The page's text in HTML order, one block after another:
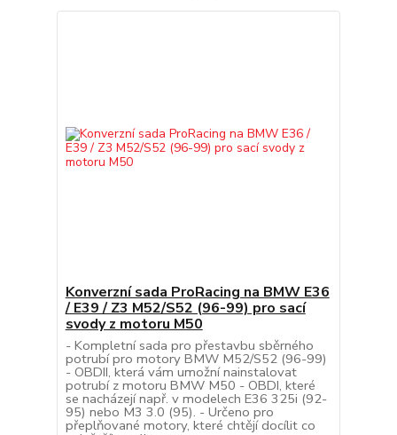
Konverzní sada ProRacing na BMW E36
/ E39 / Z3 M52/S52 (96-99) pro sací
svody z motoru M50
- Kompletní sada pro přestavbu sběrného
potrubí pro motory BMW M52/S52 (96-99)
- OBDII, která vám umožní nainstalovat
potrubí z motoru BMW M50 - OBDI, které
se nacházejí např. v modelech E36 325i (92-
95) nebo M3 3.0 (95). - Určeno pro
přeplňované motory, které chtějí docílit co